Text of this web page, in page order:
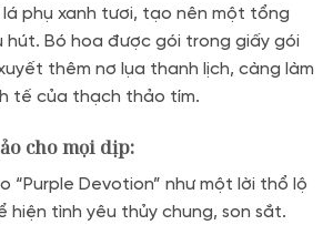
phụ xanh tươi, tạo nên một tổng
hút. Bó hoa được gói trong giấy gói
thêm nơ lụa thanh lịch, càng làm
tế của thạch thảo tím.
cho mọi dịp:
“Purple Devotion” như một lời thổ lộ
hiện tình yêu thủy chung, son sắt.